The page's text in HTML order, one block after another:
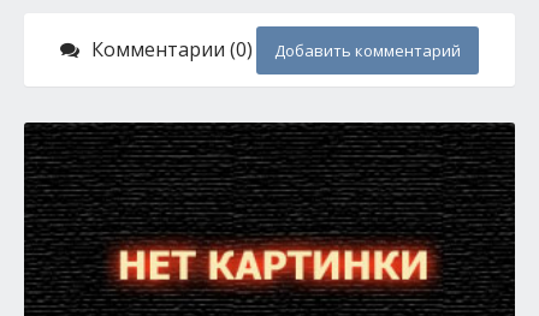
Комментарии (0) Добавить комментарий